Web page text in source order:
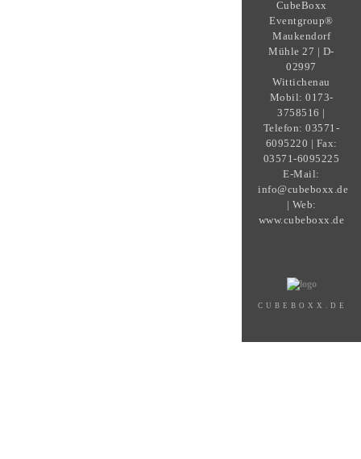
CubeBoxx
Eventgroup®
Maukendorf
Mühle 27 | D-
02997
Wittichenau
Mobil: 0173-
3758516 |
Telefon: 03571-
6095220 | Fax:
03571-6095225
E-Mail:
info@cubeboxx.de
| Web:
www.cubeboxx.de
CUBEBOXX.DE